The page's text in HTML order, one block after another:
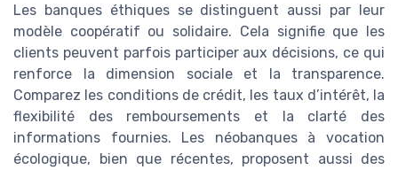
Les banques éthiques se distinguent aussi par leur
modèle coopératif ou solidaire. Cela signifie que les
clients peuvent parfois participer aux décisions, ce qui
renforce la dimension sociale et la transparence.
Comparez les conditions de crédit, les taux d’intérêt, la
flexibilité des remboursements et la clarté des
informations fournies. Les néobanques à vocation
écologique, bien que récentes, proposent aussi des